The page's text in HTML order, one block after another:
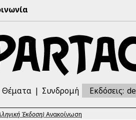
Θέματα Συνδρομή Εκδόσεις: de
Έκδοση) Ανακοίνωση